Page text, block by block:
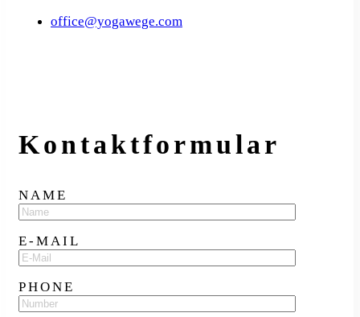
office@yogawege.com
Kontakt­formular
NAME
E-MAIL
PHONE